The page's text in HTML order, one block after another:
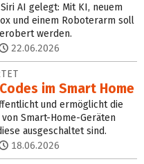
AI gelegt: Mit KI, neuem
und einem Roboterarm soll
werden.
22.06.2026
im Smart Home
und ermöglicht die
Smart-Home-Geräten
ausgeschaltet sind.
18.06.2026